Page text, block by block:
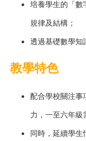
培養學生的「數
規律及結構；
透過基礎數學知
教學特色
配合學校關注事
力，一至六年級
同時，延續學